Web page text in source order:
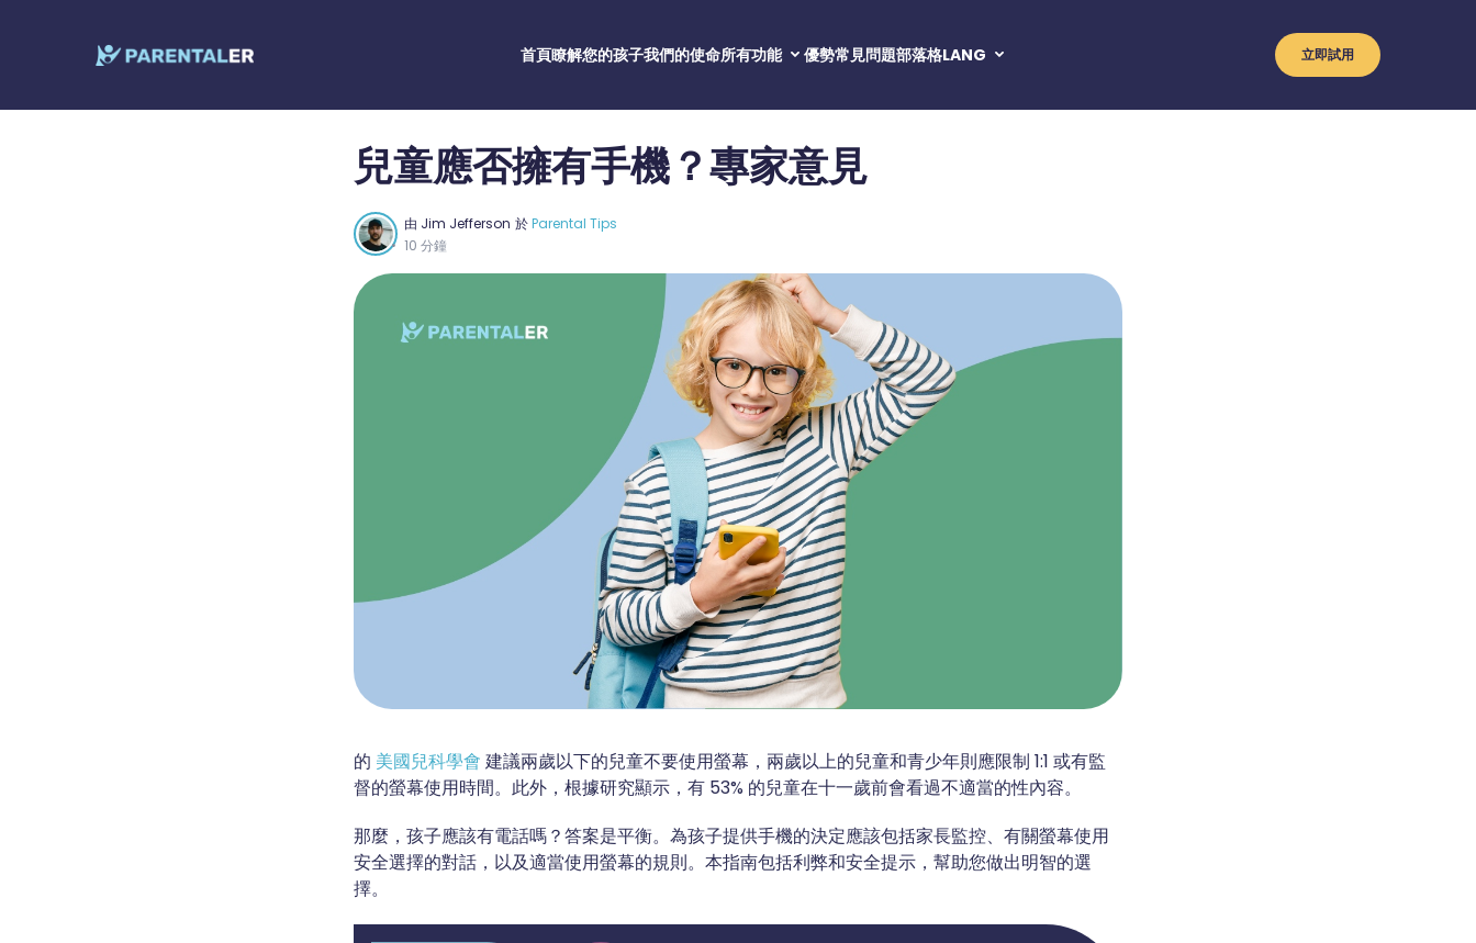
首頁瞭解您的孩子我們的使命所有功能
簡訊與通話
Viber
作業系統
優勢常見問題部落格LANG 立即試用
兒童應否擁有手機？專家意見
由 Jim Jefferson 於Parental Tips
10 分鐘
的 美國兒科學會 建議兩歲以下的兒童不要使用螢幕，兩歲以上的兒童和青少年則應限制 1:1 或有監
督的螢幕使用時間。此外，根據研究顯示，有 53% 的兒童在十一歲前會看過不適當的性內容。
那麼，孩子應該有電話嗎？答案是平衡。為孩子提供手機的決定應該包括家長監控、有關螢幕使用
安全選擇的對話，以及適當使用螢幕的規則。本指南包括利弊和安全提示，幫助您做出明智的選
擇。